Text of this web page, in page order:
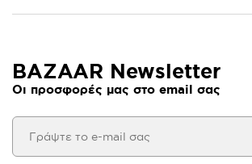
BAZAAR Newsletter
Οι προσφορές μας στο email σας